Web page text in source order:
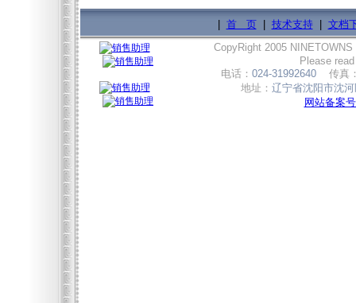
首 页| 技术支持| 文档
CopyRight 2005 NINETOWNS
Please
电话： 024-31992640 传真
地址： 辽宁省沈阳市沈
网站备案